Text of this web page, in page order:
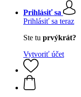
Prihlásiť sa
Prihlásiť sa teraz
Ste tu prvýkrát?
Vytvoriť účet